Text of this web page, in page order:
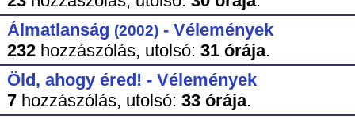
Álmatlanság (2002)- Vélemények
232hozzászólás, utolsó: 31 órája.
Öld, ahogy éred! - Vélemények
7hozzászólás, utolsó: 33 órája.